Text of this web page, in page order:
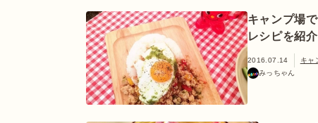
キャンプ場
レシピを紹
2016.07.14
キャ
みっちゃん